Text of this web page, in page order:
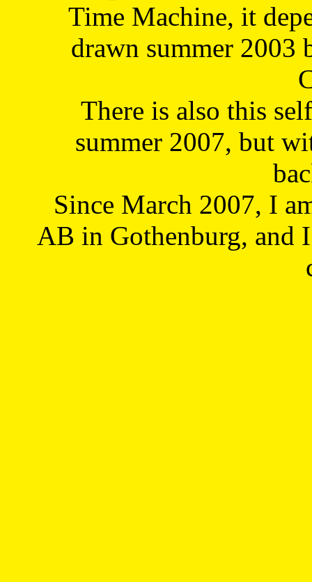
Time Machine, it
drawn summer 2003
There is also this
summer 2007, but
Since March 2007, I
AB in Gothenburg, and